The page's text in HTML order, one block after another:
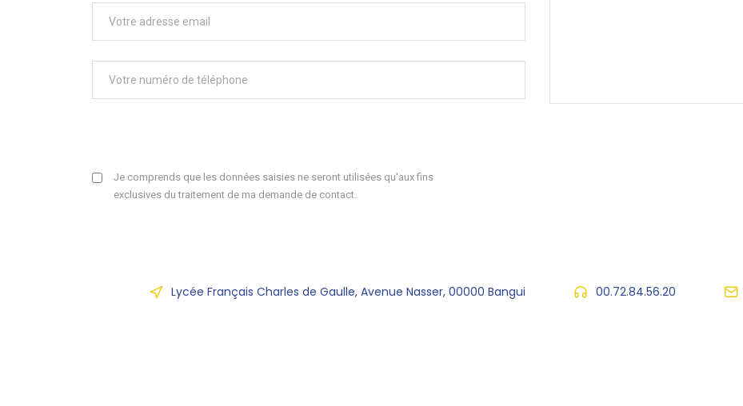
Je comprends que les données saisies ne seront utilisées qu'aux fins
exclusives du traitement de ma demande de contact.
Lycée Français Charles de Gaulle, Avenue Nasser, 00000 Bangui 00.72.84.56.20